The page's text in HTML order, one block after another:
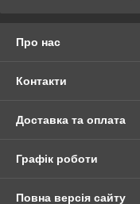
продуктивністю
Про нас
Контакти
Доставка та оплата
Графік роботи
Повна версія сайту